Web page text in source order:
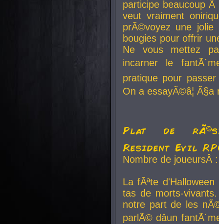
participe beaucoup
veut vraiment
prÃ©voyez une
bougies pour offrir
Ne vous mettez
incarner le
pratique pour
On a essayÃ©â¦
Plat de
Resident Evil
Nombre de
La fÃªte
tas de morts-
notre part de les
parlÃ© dâun